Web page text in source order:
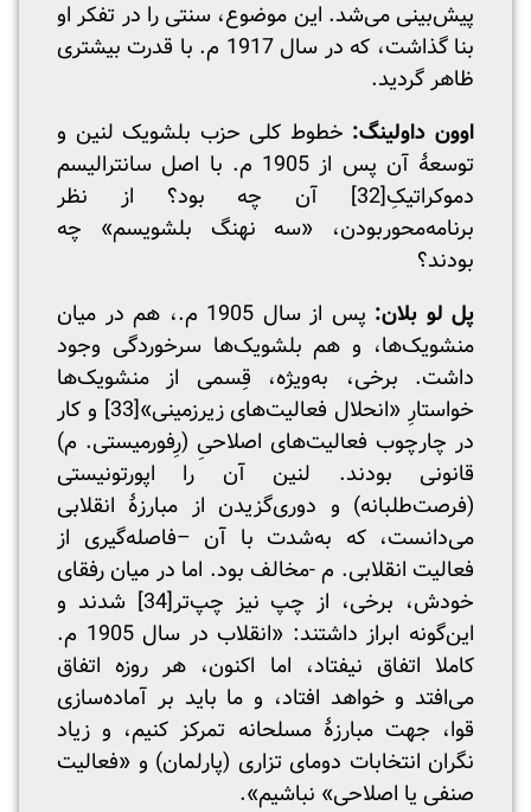
پیش‌بینی می‌شد. این موضوع، سنتی را در تفکر او
بنا گذاشت، که در سال 1917 م. با قدرت بیشتری
ظاهر گردید.
اوون داولینگ: خطوط کلی حزب بلشویک لنین و
توسعۀ آن پس از 1905 م. با اصل سانترالیسم
دموکراتیکِ[32]
آن چه بود؟ از نظر
برنامه‌‌محوربودن، «سه نهنگ بلشویسم» چه
بودند؟
پل لو بلان:
پس از سال 1905 م.، هم در میان
منشویک‌ها، و هم بلشویک‌ها سرخوردگی وجود
داشت. برخی، به‌ویژه، قِسمی از منشویک‌ها
خواستارِ «انحلال فعالیت‌های زیرزمینی»[33]
و کار
در چارچوب فعالیت‌های اصلاحیِ (رِفورمیستی. م)
قانونی بودند. لنین آن را اپورتونیستی
(فرصت‌طلبانه) و دوری‌گزیدن از مبارزۀ انقلابی
می‌دانست، که به‌شدت با آن –فاصله‌گیری از
فعالیت انقلابی. م -مخالف بود. اما در میان رفقای
خودش، برخی، از چپ نیز چپ‌تر[34]
شدند و
این‌گونه ابراز داشتند: «انقلاب در سال 1905 م.
کاملا اتفاق نیفتاد، اما اکنون، هر روزه اتفاق
می‌افتد و خواهد افتاد، و ما باید بر آماده‌سازی
قوا، جهت مبارزۀ مسلحانه تمرکز کنیم، و زیاد
نگران انتخابات دومای تزاری (پارلمان) و «فعالیت
صنفی یا اصلاحی» نباشیم».